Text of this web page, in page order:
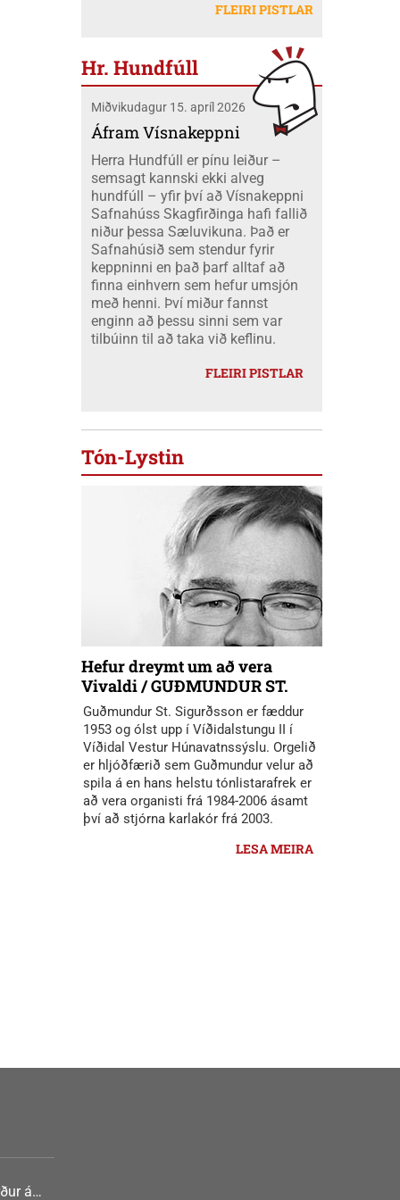
peningum. Væri ekki nær að nota þá
Mobeck kl. 15:00. Auk þess verður boðið
Borghildi Óskarsdóttur, Ósk
Vilhjálmsdóttur og Huldu Ragnhildi
létu sig ekki vanta þangað og fóru átta
Við áttum einnig fólk í fjölskyldubúðum,
fengum aukahendur til að aðstoða í
"matartjaldinu" og síðan komu margir úr
félaginu okkar í heimsókn til okkar á
opna deginum. Landsmót skáta er
stærsti viðburður skátahreyfingarinnar
og voru að þessu sinni um 1100
þátttakendur frá fjöldamörgum þjóðum
en flestir af erlendu skátunum komu frá
Kanada eða um 400 skátar.
FLEIRI PISTLAR
Hr. Hundfúll
Miðvikudagur 15. apríl 2026
Áfram Vísnakeppni
Herra Hundfúll er pínu leiður –
semsagt kannski ekki alveg
hundfúll – yfir því að Vísnakeppni
Safnahúss Skagfirðinga hafi fallið
niður þessa Sæluvikuna. Það er
Safnahúsið sem stendur fyrir
keppninni en það þarf alltaf að
finna einhvern sem hefur umsjón
með henni. Því miður fannst
enginn að þessu sinni sem var
tilbúinn til að taka við keflinu.
FLEIRI PISTLAR
Tón-Lystin
Hefur dreymt um að vera
Vivaldi / GUÐMUNDUR ST.
Guðmundur St. Sigurðsson er fæddur
1953 og ólst upp í Víðidalstungu II í
Víðidal Vestur Húnavatnssýslu. Orgelið
er hljóðfærið sem Guðmundur velur að
spila á en hans helstu tónlistarafrek er
að vera organisti frá 1984-2006 ásamt
því að stjórna karlakór frá 2003.
LESA MEIRA
á